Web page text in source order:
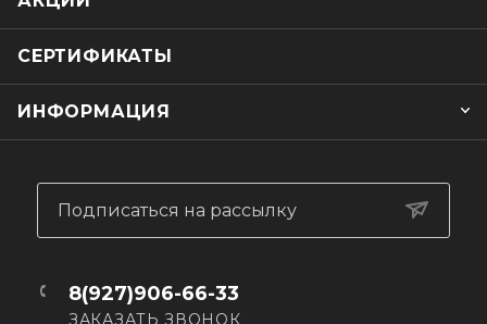
СЕРТИФИКАТЫ
ИНФОРМАЦИЯ
Подписаться на рассылку
8(927)906-66-33
ЗАКАЗАТЬ ЗВОНОК